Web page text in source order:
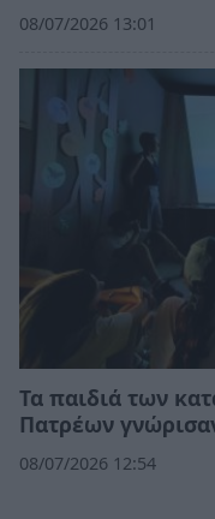
08/07/2026 13:01
Τα παιδιά των
Πατρέων
08/07/2026 12:54